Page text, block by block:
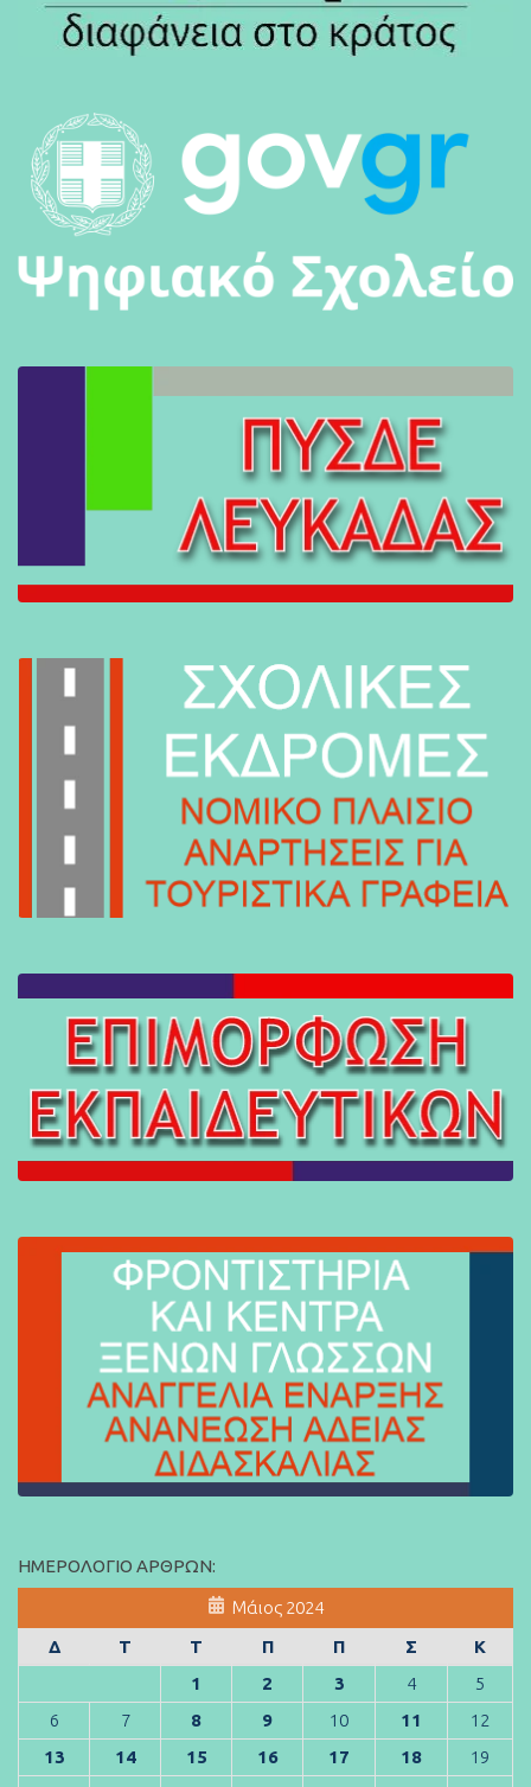
ΗΜΕΡΟΛΌΓΙΟ ΆΡΘΡΩΝ:
Μάιος 2024
Δ
Τ Τ Π Π Σ
Κ
1
2 3 4
5
6
7 8 9 10 11
12
13
14 15 16 17 18
19